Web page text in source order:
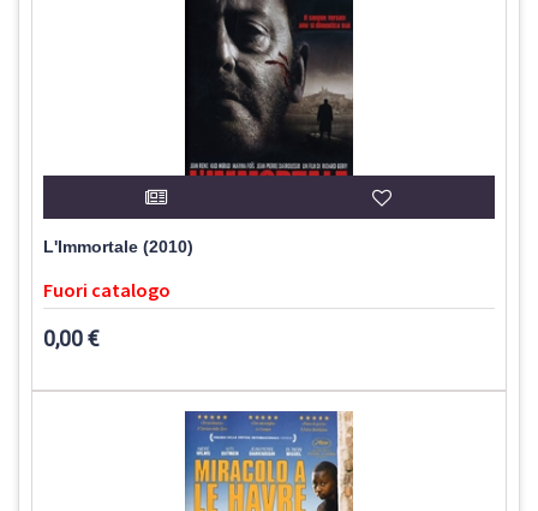
L'Immortale (2010)
Fuori catalogo
0,00 €